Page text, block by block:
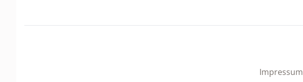
Impressum